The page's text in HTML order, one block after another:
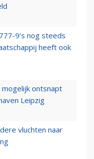
9’s nog steeds
heeft ook
ontsnapt
Leipzig
vluchten naar